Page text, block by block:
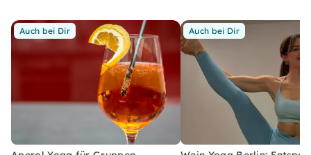
Auch bei Dir Auch bei Dir